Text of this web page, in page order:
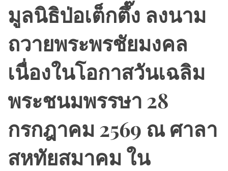
มูลนิธิป่อเต็กตึ๊ง ลงนาม
ถวายพระพรชัยมงคล
เนื่องในโอกาสวันเฉลิม
พระชนมพรรษา 28
กรกฎาคม 2569 ณ ศาลา
สหทัยสมาคม ใน